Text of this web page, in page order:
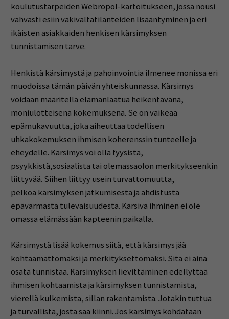
koulutustarpeiden Webropol-kartoitukseen, jossa nousi
vahvasti esiin väkivaltatilanteiden lisääntyminen ja eri
ikäisten asiakkaiden henkisen kärsimyksen
tunnistamisen tarve.
Henkistä kärsimystä ja pahoinvointia ilmenee monissa eri
muodoissa tämän päivän yhteiskunnassa. Kärsimys
voidaan määritellä elämänlaatua heikentävänä,
moniulotteisena kokemuksena. Se on vaikeaa
epämukavuutta, joka aiheuttaa todellisen
uhkakokemuksen ihmisen koherenssin tunteelle ja
eheydelle. Kärsimys voi olla fyysistä,
psyykkistä,sosiaalista tai olemassaolon merkitykseenkin
liittyvää. Siihen liittyy usein turvattomuutta,
pelkoa kärsimyksen jatkumisesta ja ahdistusta
epävarmasta tulevaisuudesta. Kärsivä ihminen ei ole
omassa elämässään kapteenin paikalla.
Kärsimystä lisää kokemus siitä, että kärsimys jää
kohtaamattomaksi ja merkityksettömäksi. Sitä ei aina
osata tunnistaa. Kärsimyksen lievittäminen edellyttää
ihmisen kohtaamista ja kärsimyksen tunnistamista,
vierellä kulkemista, sillan rakentamista. Jotakin tuttua
ja turvallista, josta saa kiinni. Jos kärsimys kohdataan